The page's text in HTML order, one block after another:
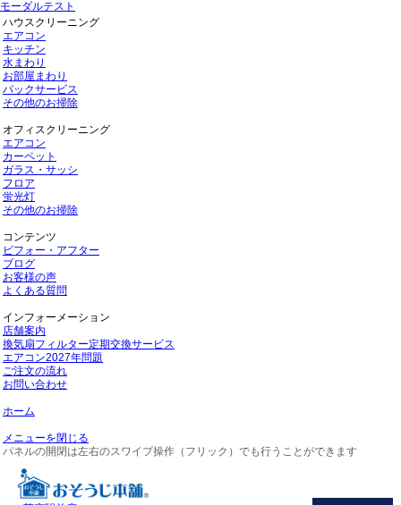
モーダルテスト
ハウスクリーニング
エアコン
キッチン
水まわり
お部屋まわり
パックサービス
その他のお掃除
オフィスクリーニング
エアコン
カーペット
ガラス・サッシ
フロア
蛍光灯
その他のお掃除
コンテンツ
ビフォー・アフター
ブログ
お客様の声
よくある質問
インフォーメーション
店舗案内
換気扇フィルター定期交換サービス
エアコン2027年問題
ご注文の流れ
お問い合わせ
ホーム
メニューを閉じる
パネルの開閉は左右のスワイプ操作（フリック）でも行うことができます